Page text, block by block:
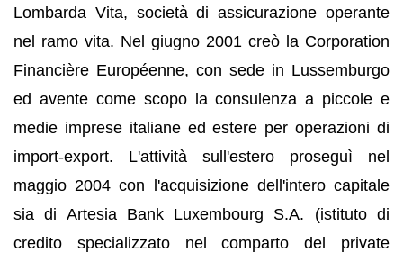
Lombarda Vita, società di assicurazione operante
nel ramo vita. Nel giugno 2001 creò la Corporation
Financière Européenne, con sede in Lussemburgo
ed avente come scopo la consulenza a piccole e
medie imprese italiane ed estere per operazioni di
import-export. L'attività sull'estero proseguì nel
maggio 2004 con l'acquisizione dell'intero capitale
sia di Artesia Bank Luxembourg S.A. (istituto di
credito specializzato nel comparto del private